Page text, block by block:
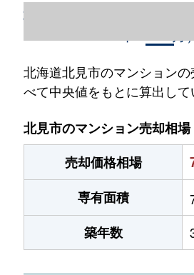
北海道北見市のマンション
北海道北見市のマンション
べて中央値をもとに算出して
北見市のマンション売却相場
売却価格相場
専有面積
築年数